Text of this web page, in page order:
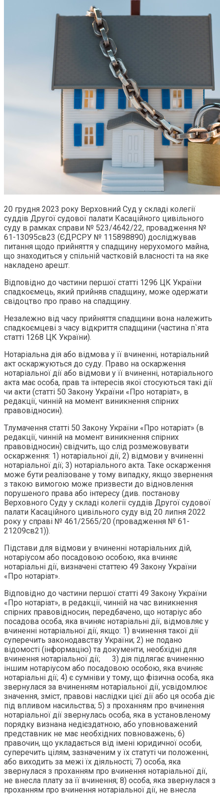
20 грудня 2023 року Верховний Суд у складі колегії
суддів Другої судової палати Касаційного цивільного
суду в рамках справи № 523/4642/22, провадження №
61-13095св23 (ЄДРСРУ № 115898890) досліджував
питання щодо прийняття у спадщину нерухомого майна,
що знаходиться у спільній частковій власності та на яке
накладено арешт.
Відповідно до частини першої статті 1296 ЦК України
спадкоємець, який прийняв спадщину, може одержати
свідоцтво про право на спадщину.
Незалежно від часу прийняття спадщини вона належить
спадкоємцеві з часу відкриття спадщини (частина п`ята
статті 1268 ЦК України).
Нотаріальна дія або відмова у її вчиненні, нотаріальний
акт оскаржуються до суду. Право на оскарження
нотаріальної дії або відмови у її вчиненні, нотаріального
акта має особа, прав та інтересів якої стосуються такі дії
чи акти (статті 50 Закону України «Про нотаріат», в
редакції, чинній на момент виникнення спірних
правовідносин).
Тлумачення статті 50 Закону України «Про нотаріат» (в
редакції, чинній на момент виникнення спірних
правовідносин) свідчить, що слід розмежовувати
оскарження: 1) нотаріальної дії, 2) відмови у вчиненні
нотаріальної дії; 3) нотаріального акта. Таке оскарження
може бути реалізоване у тому випадку, якщо звернення
з такою вимогою може призвести до відновлення
порушеного права або інтересу (див. постанову
Верховного Суду у складі колегії суддів Другої судової
палати Касаційного цивільного суду від 20 липня 2022
року у справі № 461/2565/20 (провадження № 61-
21209св21)).
Підстави для відмови у вчиненні нотаріальних дій,
нотаріусом або посадовою особою, яка вчиняє
нотаріальні дії, визначені статтею 49 Закону України
«Про нотаріат».
Відповідно до частини першої статті 49 Закону України
«Про нотаріат», в редакції, чинній на час виникнення
спірних правовідносин, передбачено, що нотаріус або
посадова особа, яка вчиняє нотаріальні дії, відмовляє у
вчиненні нотаріальної дії, якщо: 1) вчинення такої дії
суперечить законодавству України; 2) не подано
відомості (інформацію) та документи, необхідні для
вчинення нотаріальної дії; 3) дія підлягає вчиненню
іншим нотаріусом або посадовою особою, яка вчиняє
нотаріальні дії; 4) є сумніви у тому, що фізична особа, яка
звернулася за вчиненням нотаріальної дії, усвідомлює
значення, зміст, правові наслідки цієї дії або ця особа діє
під впливом насильства; 5) з проханням про вчинення
нотаріальної дії звернулась особа, яка в установленому
порядку визнана недієздатною, або уповноважений
представник не має необхідних повноважень; 6)
правочин, що укладається від імені юридичної особи,
суперечить цілям, зазначеним у їх статуті чи положенні,
або виходить за межі їх діяльності; 7) особа, яка
звернулася з проханням про вчинення нотаріальної дії,
не внесла плату за її вчинення; 8) особа, яка звернулася з
проханням про вчинення нотаріальної дії, не внесла